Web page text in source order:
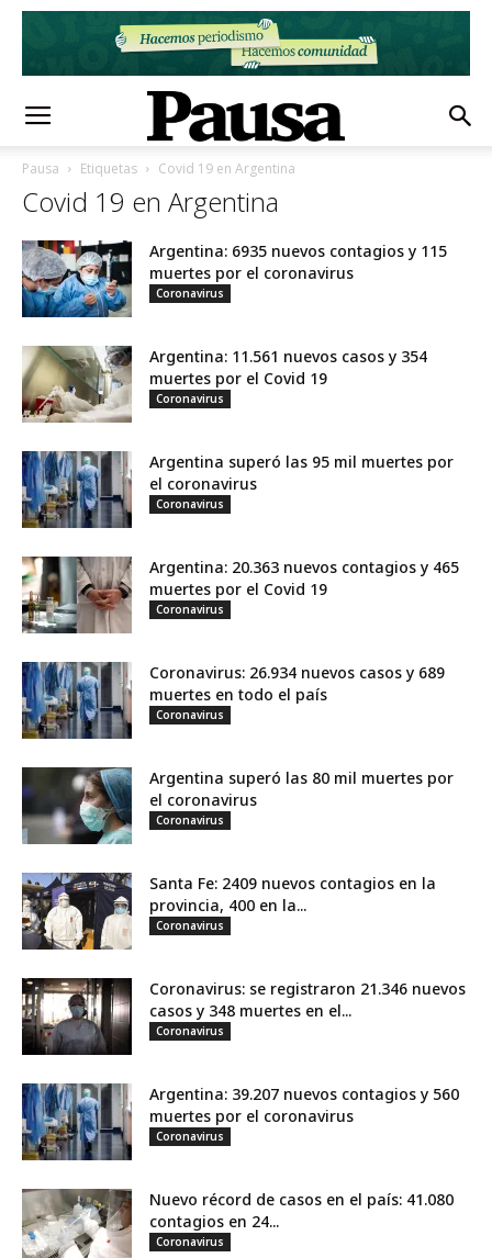
Pausa Etiquetas Covid 19 en Argentina
Covid 19 en Argentina
Argentina: 6935 nuevos contagios y 115
muertes por el coronavirus
Coronavirus
Argentina: 11.561 nuevos casos y 354
muertes por el Covid 19
Coronavirus
Argentina superó las 95 mil muertes por
el coronavirus
Coronavirus
Argentina: 20.363 nuevos contagios y 465
muertes por el Covid 19
Coronavirus
Coronavirus: 26.934 nuevos casos y 689
muertes en todo el país
Coronavirus
Argentina superó las 80 mil muertes por
el coronavirus
Coronavirus
Santa Fe: 2409 nuevos contagios en la
provincia, 400 en la...
Coronavirus
Coronavirus: se registraron 21.346 nuevos
casos y 348 muertes en el...
Coronavirus
Argentina: 39.207 nuevos contagios y 560
muertes por el coronavirus
Coronavirus
Nuevo récord de casos en el país: 41.080
contagios en 24...
Coronavirus